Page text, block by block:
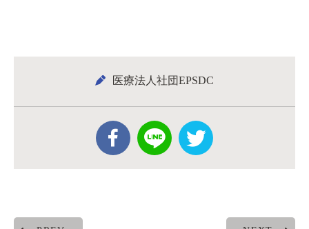
医療法人社団EPSDC